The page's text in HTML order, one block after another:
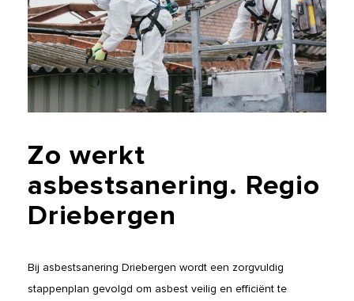
Zo werkt
asbestsanering. Regio
Driebergen
Bij asbestsanering Driebergen wordt een zorgvuldig
stappenplan gevolgd om asbest veilig en efficiënt te